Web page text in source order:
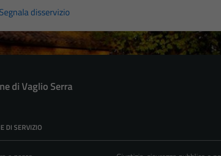
Segnala disservizio
di Vaglio Serra
DI SERVIZIO